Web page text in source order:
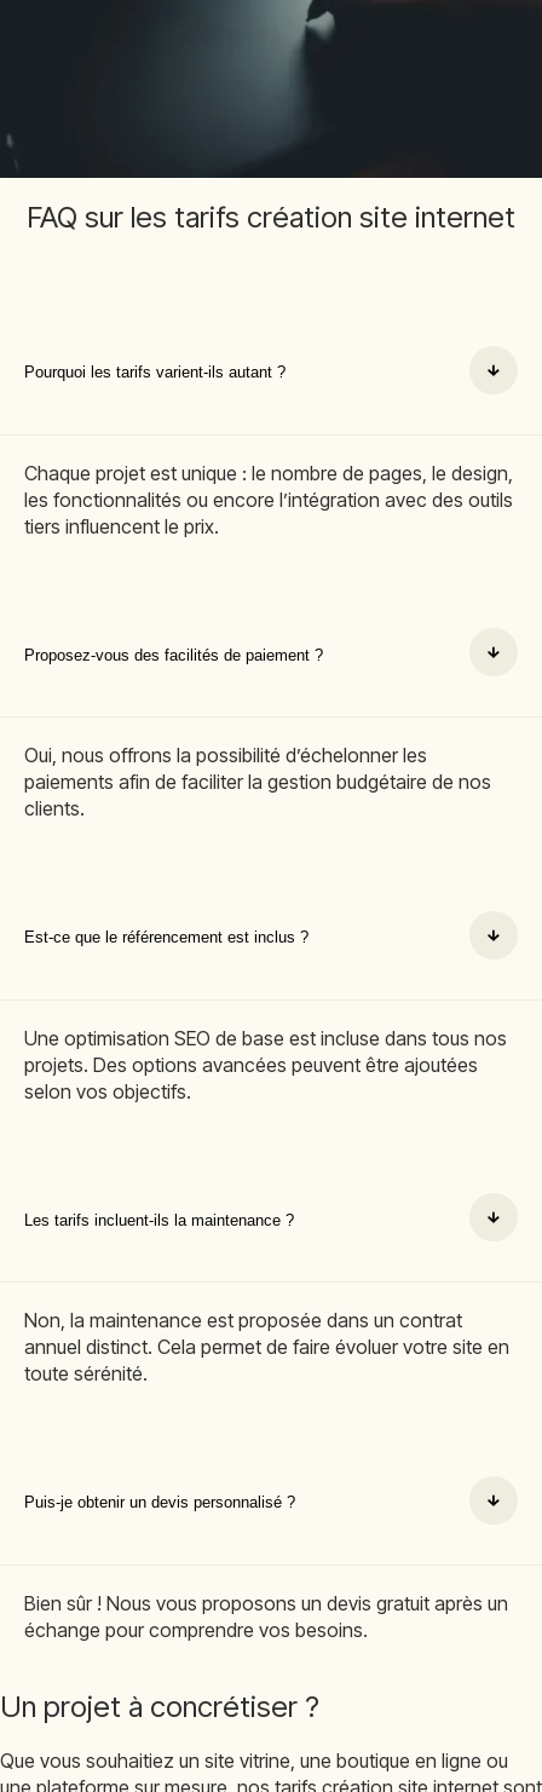
FAQ sur les tarifs création site internet
Pourquoi les tarifs varient-ils autant ?
Chaque projet est unique : le nombre de pages, le design,
les fonctionnalités ou encore l’intégration avec des outils
tiers influencent le prix.
Proposez-vous des facilités de paiement ?
Oui, nous offrons la possibilité d’échelonner les
paiements afin de faciliter la gestion budgétaire de nos
clients.
Est-ce que le référencement est inclus ?
Une optimisation SEO de base est incluse dans tous nos
projets. Des options avancées peuvent être ajoutées
selon vos objectifs.
Les tarifs incluent-ils la maintenance ?
Non, la maintenance est proposée dans un contrat
annuel distinct. Cela permet de faire évoluer votre site en
toute sérénité.
Puis-je obtenir un devis personnalisé ?
Bien sûr ! Nous vous proposons un devis gratuit après un
échange pour comprendre vos besoins.
Un projet à concrétiser ?
Que vous souhaitiez un site vitrine, une boutique en ligne ou
une plateforme sur mesure, nos tarifs création site internet sont